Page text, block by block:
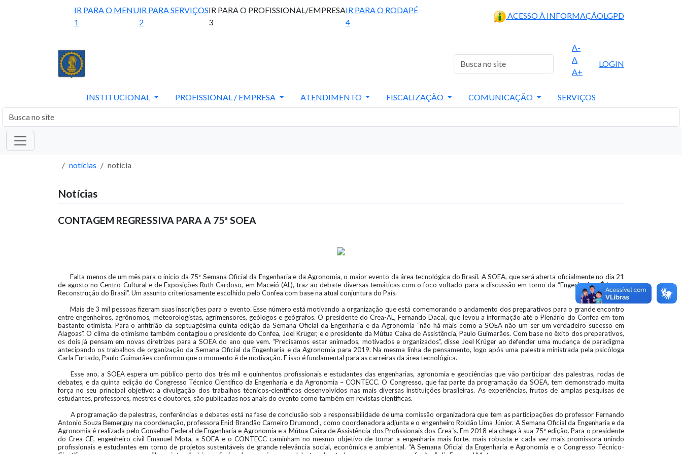
IR PARA O MENU
1
IR PARA SERVIÇOS
2
IR PARA O PROFISSIONAL/EMPRESA
3
IR PARA O RODAPÉ
4
ACESSO À INFORMAÇÃOLGPD
A-
A
A+
LOGIN
INSTITUCIONAL PROFISSIONAL / EMPRESA ATENDIMENTO FISCALIZAÇÃO COMUNICAÇÃO SERVIÇOS
notícias notícia
Notícias
CONTAGEM REGRESSIVA PARA A 75ª SOEA
Falta menos de um mês para o início da 75ª Semana Oficial da Engenharia e da Agronomia, o maior evento da área tecnológica do Brasil. A SOEA, que será aberta oficialmente no dia 21
de agosto no Centro Cultural e de Exposições Ruth Cardoso, em Maceió (AL), traz ao debate diversas temáticas com o foco voltado para a discussão em torno da “Engenharia e Ética na
Reconstrução do Brasil”. Um assunto criteriosamente escolhido pelo Confea com base na atual conjuntura do País.
Mais de 3 mil pessoas fizeram suas inscrições para o evento. Esse número está motivando a organização que está comemorando o andamento dos preparativos para o grande encontro
entre engenheiros, agrônomos, meteorologistas, agrimensores, geólogos e geógrafos. O presidente do Crea-AL, Fernando Dacal, que levou a informação até o Plenário do Confea em tom
bastante otimista. Para o anfitrião da septuagésima quinta edição da Semana Oficial da Engenharia e da Agronomia “não há mais como a SOEA não um ser um verdadeiro sucesso em
Alagoas”. O clima de otimismo também contagiou o presidente do Confea, Joel Krüger, e o presidente da Mútua Caixa de Assistência, Paulo Guimarães. Com base no êxito dos preparativos,
os dois já pensam em novas diretrizes para a SOEA do ano que vem. “Precisamos estar animados, motivados e organizados”, disse Joel Krüger ao defender uma mudança de paradigma
antecipando os trabalhos de organização da Semana Oficial da Engenharia e da Agronomia para 2019. Na mesma linha de pensamento, logo após uma palestra ministrada pela psicóloga
Carla Furtado, Paulo Guimarães confirmou que o momento é de motivação. E isso é fundamental para as carreiras da área tecnológica.
Esse ano, a SOEA espera um público perto dos três mil e quinhentos profissionais e estudantes das engenharias, agronomia e geociências que vão participar das palestras, rodas de
debates, e da quinta edição do Congresso Técnico Científico da Engenharia e da Agronomia – CONTECC. O Congresso, que faz parte da programação da SOEA, tem demonstrado muita
força no seu principal objetivo: a divulgação dos trabalhos técnicos-científicos desenvolvidos nas mais diversas instituições brasileiras. As experiências, frutos de amplas pesquisas de
estudantes, professores, mestres e doutores, são publicadas nos anais do evento como também em revistas científicas.
A programação de palestras, conferências e debates está na fase de conclusão sob a responsabilidade de uma comissão organizadora que tem as participações do professor Fernando
Antonio Souza Bemerguy na coordenação, professora Enid Brandão Carneiro Drumond , como coordenadora adjunta e o engenheiro Roldão Lima Júnior. A Semana Oficial da Engenharia e da
Agronomia é realizada pelo Conselho Federal de Engenharia e Agronomia e a Mútua Caixa de Assistência dos Profissionais dos Crea´s. Em 2018 ela chega à sua 75ª edição. Para o presidente
do Crea-CE, engenheiro civil Emanuel Mota, a SOEA e o CONTECC caminham no mesmo objetivo de tornar a engenharia mais forte, mais robusta e cada vez mais promissora unindo
profissionais e estudantes em torno de projetos sustentáveis de grande relevância social, econômica e ambiental. “A Semana Oficial da Engenharia e Agronomia e o Congresso Técnico-